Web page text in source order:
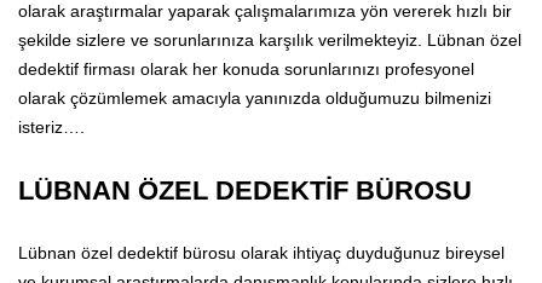
olarak araştırmalar yaparak çalışmalarımıza yön vererek hızlı bir
şekilde sizlere ve sorunlarınıza karşılık verilmekteyiz. Lübnan özel
dedektif firması olarak her konuda sorunlarınızı profesyonel
olarak çözümlemek amacıyla yanınızda olduğumuzu bilmenizi
isteriz….
LÜBNAN ÖZEL DEDEKTİF BÜROSU
Lübnan özel dedektif bürosu olarak ihtiyaç duyduğunuz bireysel